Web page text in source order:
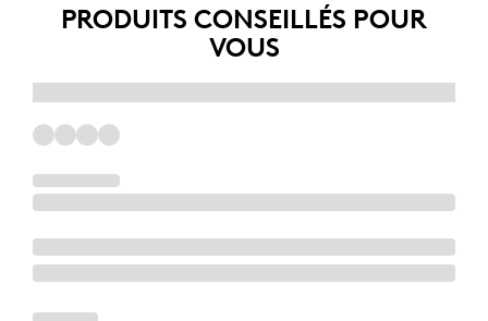
PRODUITS CONSEILLÉS POUR
VOUS